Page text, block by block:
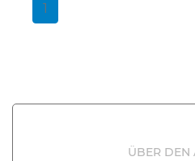
1
ÜBER DEN